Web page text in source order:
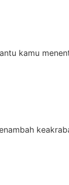
kamu